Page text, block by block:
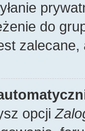
do
zalecane,
opcji